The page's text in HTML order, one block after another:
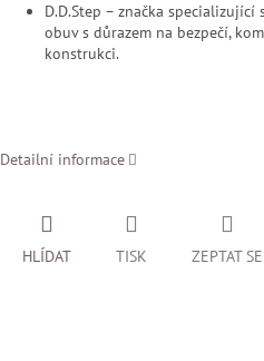
D.D.Step – značka
obuv s důrazem na bezpečí,
konstrukci.
Detailní informace
TISK ZEPTAT SE
HLÍDAT